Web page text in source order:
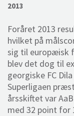
2013
Foråret 2013
hvilket på
sig til europæisk
blev det dog til
georgiske FC
Superligaen
årsskiftet var
med 32 point for